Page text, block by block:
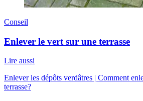
Conseil
Enlever le vert sur une terrasse
Lire aussi
Enlever les dépôts verdâtres | Comment
terrasse?